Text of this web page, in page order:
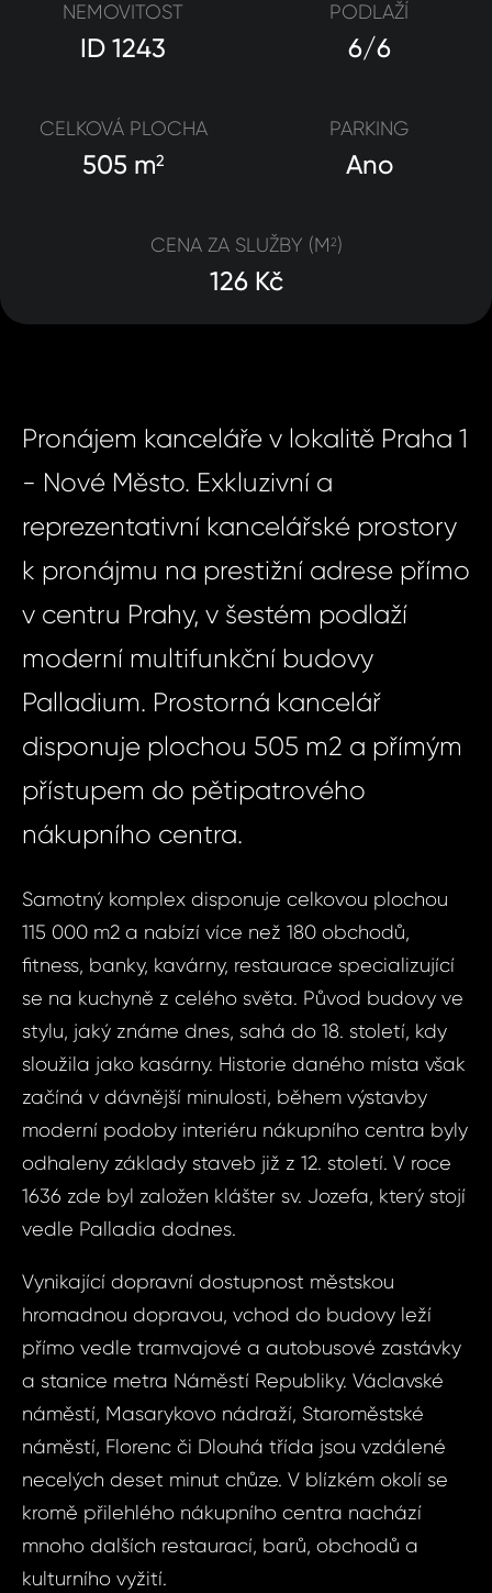
NEMOVITOST
ID 1243
PODLAŽÍ
6/6
CELKOVÁ PLOCHA
505 m2
PARKING
Ano
CENA ZA SLUŽBY (M2)
126 Kč
Pronájem kanceláře v lokalitě Praha 1
- Nové Město. Exkluzivní a
reprezentativní kancelářské prostory
k pronájmu na prestižní adrese přímo
v centru Prahy, v šestém podlaží
moderní multifunkční budovy
Palladium. Prostorná kancelář
disponuje plochou 505 m2 a přímým
přístupem do pětipatrového
nákupního centra.
Samotný komplex disponuje celkovou plochou
115 000 m2 a nabízí více než 180 obchodů,
fitness, banky, kavárny, restaurace specializující
se na kuchyně z celého světa. Původ budovy ve
stylu, jaký známe dnes, sahá do 18. století, kdy
sloužila jako kasárny. Historie daného místa však
začíná v dávnější minulosti, během výstavby
moderní podoby interiéru nákupního centra byly
odhaleny základy staveb již z 12. století. V roce
1636 zde byl založen klášter sv. Jozefa, který stojí
vedle Palladia dodnes.
Vynikající dopravní dostupnost městskou
hromadnou dopravou, vchod do budovy leží
přímo vedle tramvajové a autobusové zastávky
a stanice metra Náměstí Republiky. Václavské
náměstí, Masarykovo nádraží, Staroměstské
náměstí, Florenc či Dlouhá třída jsou vzdálené
necelých deset minut chůze. V blízkém okolí se
kromě přilehlého nákupního centra nachází
mnoho dalších restaurací, barů, obchodů a
kulturního vyžití.
ID1243 -